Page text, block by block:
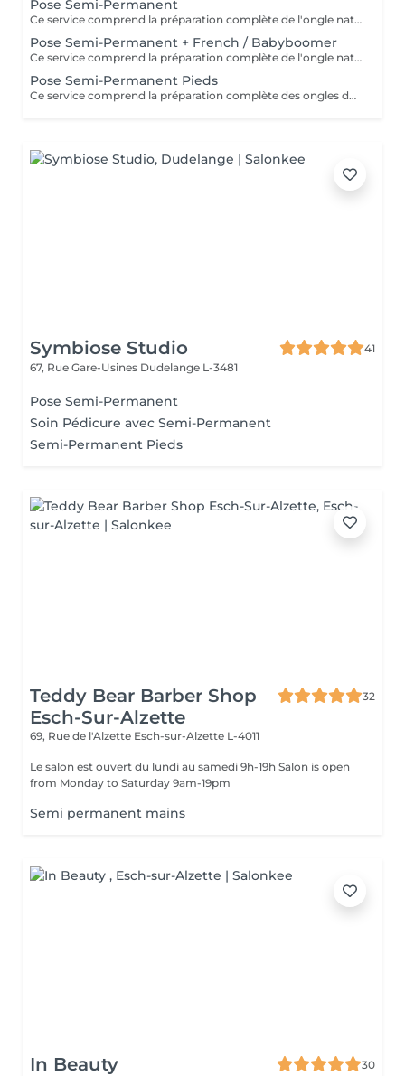
Pose Semi-Permanent
Ce service comprend la préparation complète de l'ongle naturel, suivie de l'application du vernis semi-permanent de la couleur de votre choix. Le soin inclut également: - Travail des cuticules pour une finition soignée, - Hydratation et légère exfoliation des mains pour un toucher doux et agréable. Idéal pour des ongles impeccables et brillants pendant 2 à 3 semaines, sans écailles ni retouche.
Pose Semi-Permanent + French / Babyboomer
Ce service comprend la préparation complète de l'ongle naturel, suivie de l'application du vernis semi-permanent avec french ou babyboomer de votre choix. Le soin inclut également: - Travail des cuticules pour une finition soignée, - Hydratation et légère exfoliation des mains pour un toucher doux et agréable. Idéal pour des ongles impeccables et brillants pendant 2 à 3 semaines, sans écailles ni retouche.
Pose Semi-Permanent Pieds
Ce service comprend la préparation complète des ongles des pieds, suivie de l'application du vernis semi-permanent dans la couleur de votre choix. Le soin inclut également: - Travail des cuticules, - Hydratation et légère exfoliation pour des pieds doux et soignées. Idéal pour des ongles de pieds nets et brillants pendant 4 à 6 semaines.
Symbiose Studio
41
67, Rue Gare-Usines Dudelange L-3481
Pose Semi-Permanent
Soin Pédicure avec Semi-Permanent
Semi-Permanent Pieds
Teddy Bear Barber Shop
Esch-Sur-Alzette
32
69, Rue de l'Alzette Esch-sur-Alzette L-4011
Le salon est ouvert du lundi au samedi 9h-19h Salon is open
from Monday to Saturday 9am-19pm
Semi permanent mains
In Beauty
30